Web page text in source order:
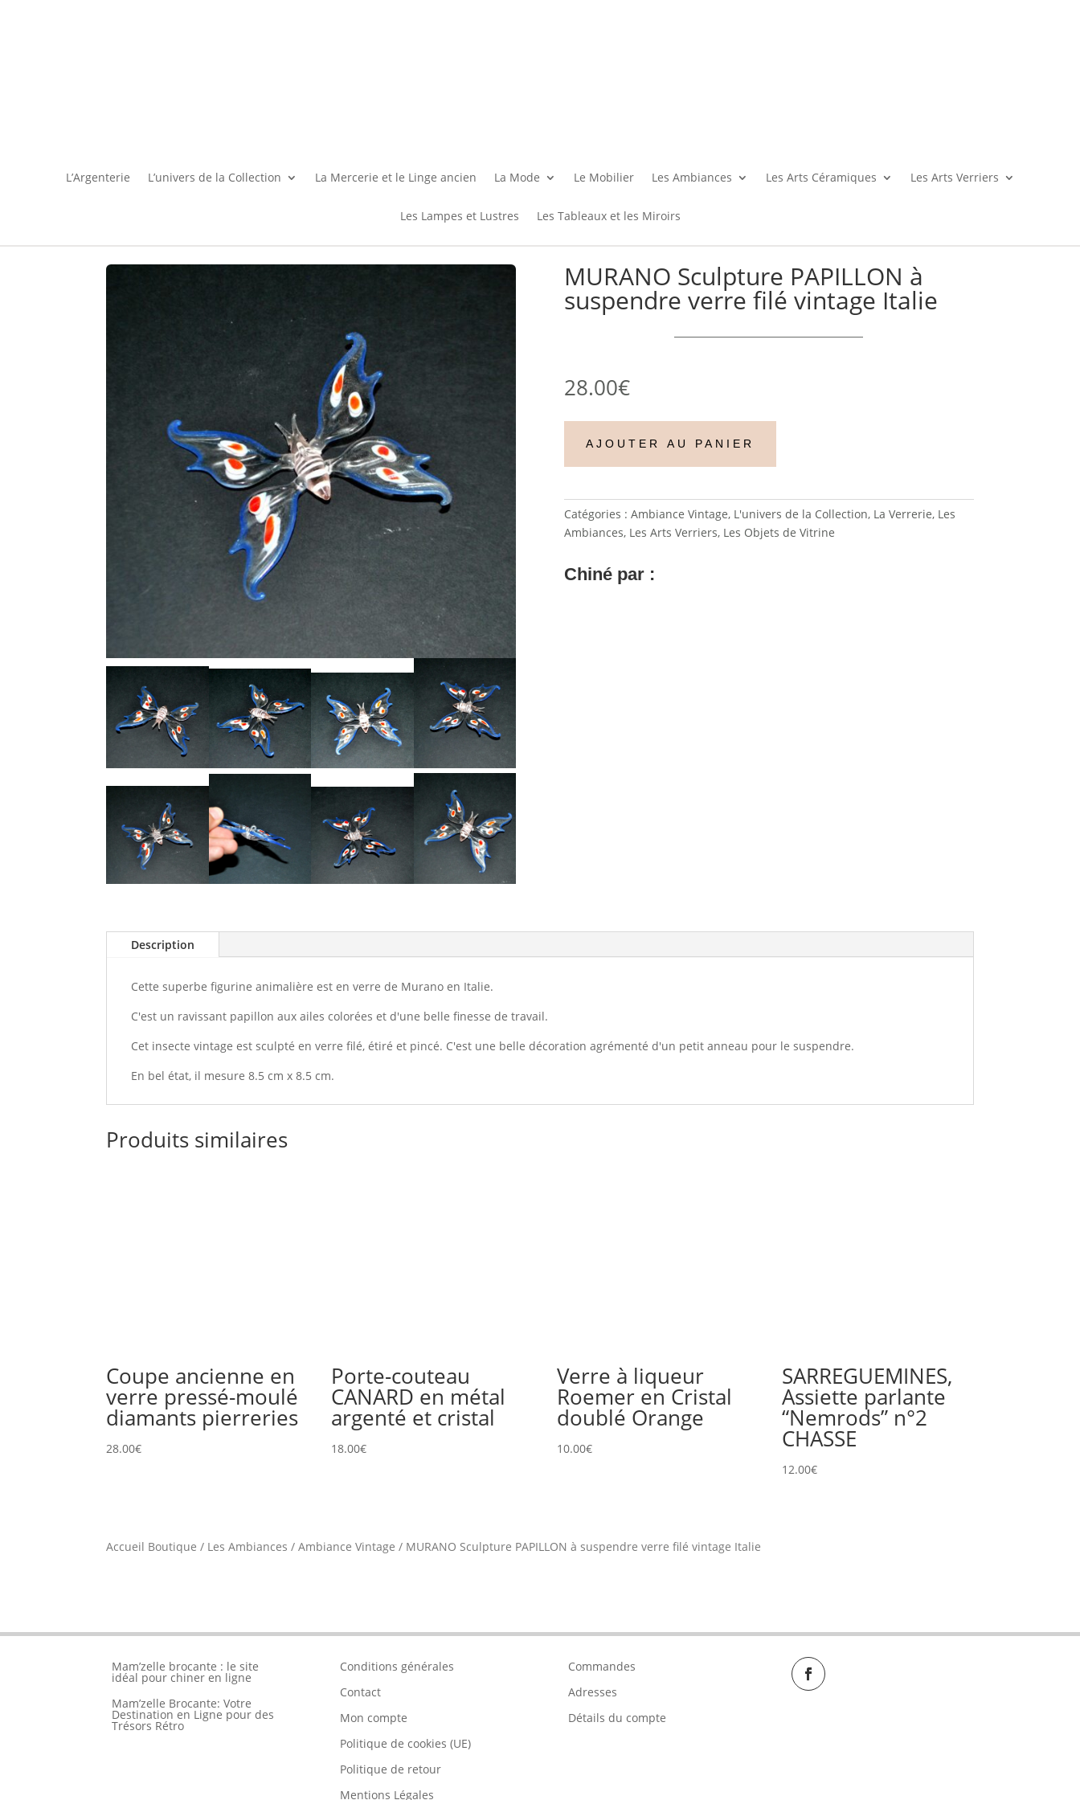
L’Argenterie L’univers de la Collection La Mercerie et le Linge ancien La Mode Le Mobilier Les Ambiances Les Arts Céramiques Les Arts Verriers
Les Lampes et Lustres Les Tableaux et les Miroirs
MURANO Sculpture PAPILLON à
suspendre verre filé vintage Italie
28.00€
AJOUTER AU PANIER
Catégories : Ambiance Vintage, L'univers de la Collection, La Verrerie, Les
Ambiances, Les Arts Verriers, Les Objets de Vitrine
Chiné par :
Description
Cette superbe figurine animalière est en verre de Murano en Italie.
C'est un ravissant papillon aux ailes colorées et d'une belle finesse de travail.
Cet insecte vintage est sculpté en verre filé, étiré et pincé. C'est une belle décoration agrémenté d'un petit anneau pour le suspendre.
En bel état, il mesure 8.5 cm x 8.5 cm.
Produits similaires
Coupe ancienne en
verre pressé-moulé
diamants pierreries
28.00€
Porte-couteau
CANARD en métal
argenté et cristal
18.00€
Verre à liqueur
Roemer en Cristal
doublé Orange
10.00€
SARREGUEMINES,
Assiette parlante
“Nemrods” n°2
CHASSE
12.00€
Accueil Boutique / Les Ambiances / Ambiance Vintage / MURANO Sculpture PAPILLON à suspendre verre filé vintage Italie
Mam’zelle brocante : le site
idéal pour chiner en ligne
Mam’zelle Brocante: Votre
Destination en Ligne pour des
Trésors Rétro
Conditions générales
Contact
Mon compte
Politique de cookies (UE)
Politique de retour
Mentions Légales
Commandes
Adresses
Détails du compte